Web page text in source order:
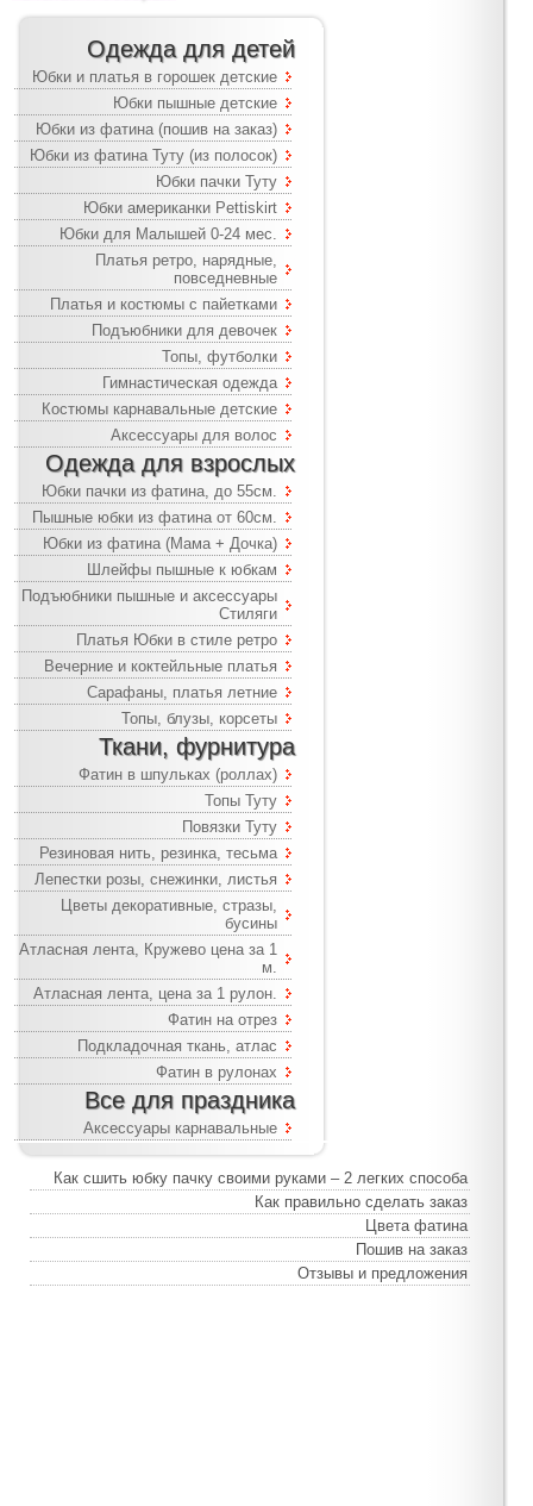
Одежда для детей
Юбки и платья в горошек детские
Юбки пышные детские
Юбки из фатина (пошив на заказ)
Юбки из фатина Туту (из полосок)
Юбки пачки Туту
Юбки американки Pettiskirt
Юбки для Малышей 0-24 мес.
Платья ретро, нарядные,
повседневные
Платья и костюмы с пайетками
Подъюбники для девочек
Топы, футболки
Гимнастическая одежда
Костюмы карнавальные детские
Аксессуары для волос
Одежда для взрослых
Юбки пачки из фатина, до 55см.
Пышные юбки из фатина от 60см.
Юбки из фатина (Мама + Дочка)
Шлейфы пышные к юбкам
Подъюбники пышные и аксессуары
Стиляги
Платья Юбки в стиле ретро
Вечерние и коктейльные платья
Сарафаны, платья летние
Топы, блузы, корсеты
Ткани, фурнитура
Фатин в шпульках (роллах)
Топы Туту
Повязки Туту
Резиновая нить, резинка, тесьма
Лепестки розы, снежинки, листья
Цветы декоративные, стразы,
бусины
Атласная лента, Кружево цена за 1
м.
Атласная лента, цена за 1 рулон.
Фатин на отрез
Подкладочная ткань, атлас
Фатин в рулонах
Все для праздника
Аксессуары карнавальные
Как сшить юбку пачку своими руками – 2 легких способа
Как правильно сделать заказ
Цвета фатина
Пошив на заказ
Отзывы и предложения